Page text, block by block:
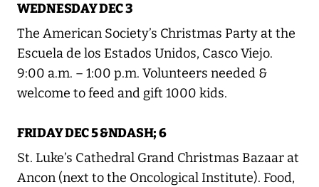
WEDNESDAY DEC 3
The American Society’s Christmas Party at the
Escuela de los Estados Unidos, Casco Viejo.
9:00 a.m. – 1:00 p.m. Volunteers needed &
welcome to feed and gift 1000 kids.
FRIDAY DEC 5 &NDASH; 6
St. Luke’s Cathedral Grand Christmas Bazaar at
Ancon (next to the Oncological Institute). Food,